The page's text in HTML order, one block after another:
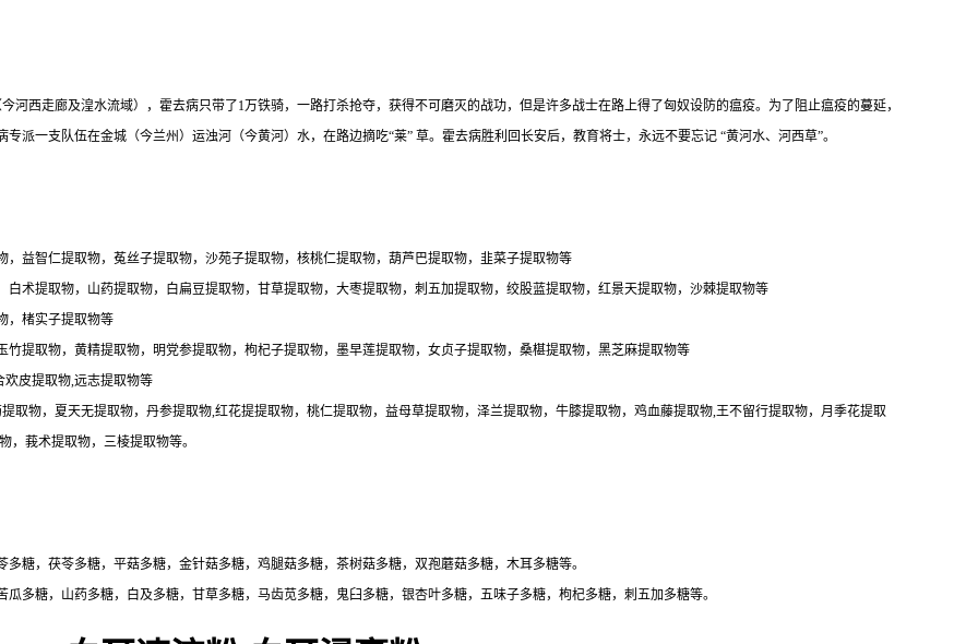
河西走廊及湟水流域），霍去病只带了1万铁骑，一路打杀抢夺，获得不可磨灭的战功，但是许多战士在路上得了匈奴设防的瘟疫。为了阻止瘟疫的蔓延，
派一支队伍在金城（今兰州）运浊河（今黄河）水，在路边摘吃“莱” 草。霍去病胜利回长安后，教育将士，永远不要忘记 “黄河水、河西草”。
益智仁提取物，菟丝子提取物，沙苑子提取物，核桃仁提取物，葫芦巴提取物，韭菜子提取物等
术提取物，山药提取物，白扁豆提取物，甘草提取物，大枣提取物，刺五加提取物，绞股蓝提取物，红景天提取物，沙棘提取物等
，楮实子提取物等
提取物，黄精提取物，明党参提取物，枸杞子提取物，墨早莲提取物，女贞子提取物，桑椹提取物，黑芝麻提取物等
皮提取物,远志提取物等
取物，夏天无提取物，丹参提取物,红花提提取物，桃仁提取物，益母草提取物，泽兰提取物，牛膝提取物，鸡血藤提取物,王不留行提取物，月季花提取
，莪术提取物，三棱提取物等。
糖，茯苓多糖，平菇多糖，金针菇多糖，鸡腿菇多糖，茶树菇多糖，双孢蘑菇多糖，木耳多糖等。
多糖，山药多糖，白及多糖，甘草多糖，马齿苋多糖，鬼臼多糖，银杏叶多糖，五味子多糖，枸杞多糖，刺五加多糖等。